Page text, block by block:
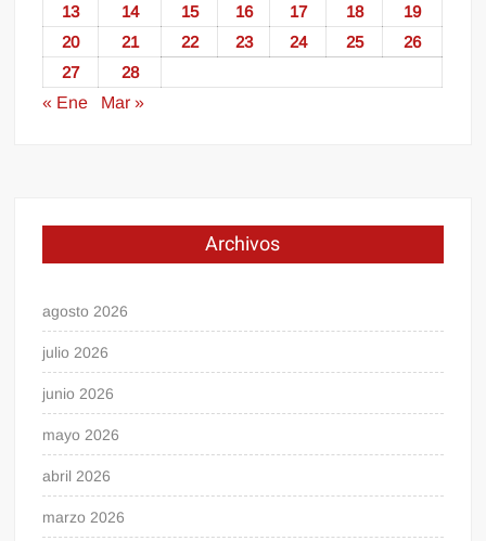
13
14 15 16 17 18
19
20
21 22 23 24 25
26
27
28
« Ene
Mar »
Archivos
agosto 2026
julio 2026
junio 2026
mayo 2026
abril 2026
marzo 2026